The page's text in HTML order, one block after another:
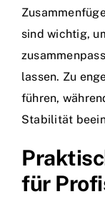
sind wichtig,
lassen. Zu
führen,
Stabilität
für